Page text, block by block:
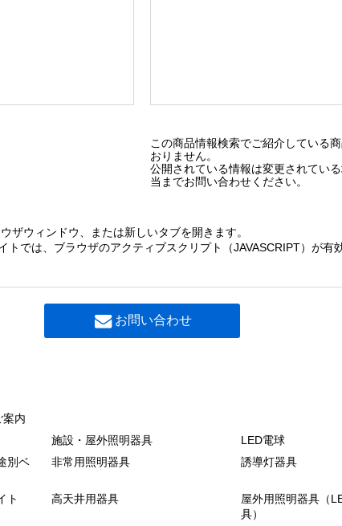
この商品情報検索でご紹介している
おりません。
公開されている情報は変更されてい
当までお問い合わせください。
ザウィンドウ、または新しいタブを開きます。
では、ブラウザのアクティブスクリプト（JAVASCRIPT）が有
お問い合わせ
案内
施設・屋外照明器具
LED電球
別ベ
非常用照明器具 誘導灯器具
ト 高天井用器具
屋外用照明器具（
具）